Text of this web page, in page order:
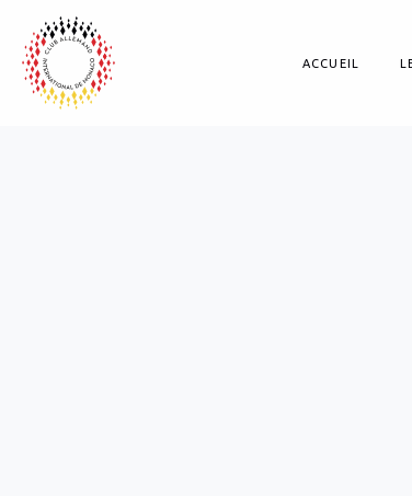
ACCUEIL